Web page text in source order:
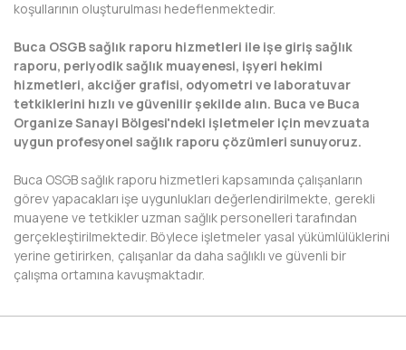
MANİSA
MARDİN
MERSİN
MUĞLA
MUŞ
NEVŞEHİR
koşullarının oluşturulması hedeflenmektedir.
Buca OSGB sağlık raporu hizmetleri ile işe giriş sağlık
raporu, periyodik sağlık muayenesi, işyeri hekimi
hizmetleri, akciğer grafisi, odyometri ve laboratuvar
tetkiklerini hızlı ve güvenilir şekilde alın. Buca ve Buca
Organize Sanayi Bölgesi'ndeki işletmeler için mevzuata
uygun profesyonel sağlık raporu çözümleri sunuyoruz.
Buca OSGB sağlık raporu hizmetleri kapsamında çalışanların
görev yapacakları işe uygunlukları değerlendirilmekte, gerekli
muayene ve tetkikler uzman sağlık personelleri tarafından
gerçekleştirilmektedir. Böylece işletmeler yasal yükümlülüklerini
yerine getirirken, çalışanlar da daha sağlıklı ve güvenli bir
çalışma ortamına kavuşmaktadır.